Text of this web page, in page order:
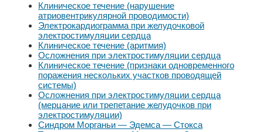
Клиническое течение (нарушение
атриовентрикулярной проводимости)
Электрокардиограмма при желудочковой
электростимуляции сердца
Клиническое течение (аритмия)
Осложнения при электростимуляции сердца
Клиническое течение (признаки одновременного
поражения нескольких участков проводящей
системы)
Осложнения при электростимуляции сердца
(мерцание или трепетание желудочков при
электростимуляции)
Синдром Морганьи — Эдемса — Стокса